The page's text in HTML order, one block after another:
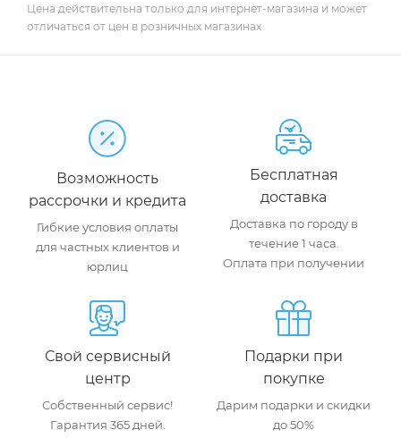
Цена действительна только для интернет-магазина и может
отличаться от цен в розничных магазинах
Возможность
рассрочки и кредита
Гибкие условия оплаты
для частных клиентов и
юрлиц
Бесплатная
доставка
Доставка по городу в
течение 1 часа.
Оплата при получении
Свой сервисный
центр
Собственный сервис!
Гарантия 365 дней.
Подарки при
покупке
Дарим подарки и скидки
до 50%